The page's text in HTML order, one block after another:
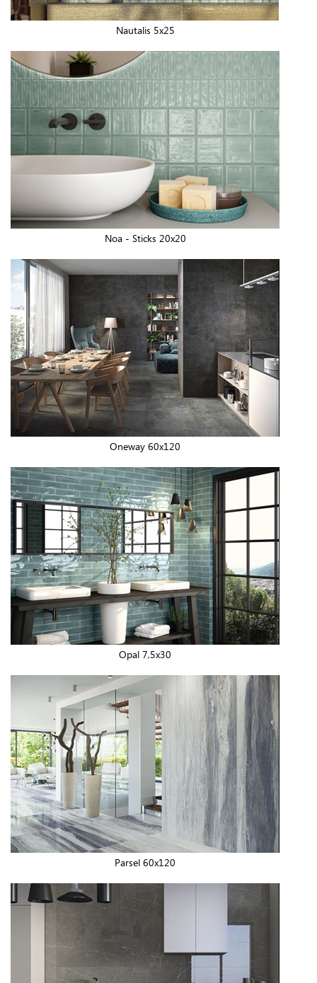
Nautalis 5x25
Noa - Sticks 20x20
Oneway 60x120
Opal 7,5x30
Parsel 60x120